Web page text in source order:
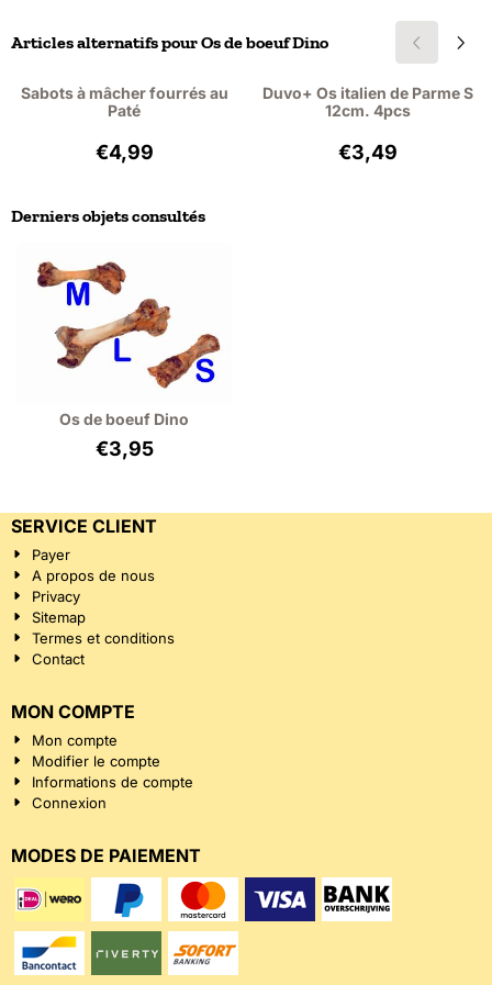
Articles alternatifs pourOs de boeuf Dino
Sabots à mâcher fourrés au
Paté
Prix: 4,99, hors TVA : 4,12
€4,99
Duvo+ Os italien de Parme S
12cm. 4pcs
Prix: 3,49, hors
€3,49
Derniers objets consultés
Os de boeuf Dino
€3,95
SERVICE CLIENT
Payer
A propos de nous
Privacy
Sitemap
Termes et conditions
Contact
MON COMPTE
Mon compte
Modifier le compte
Informations de compte
Connexion
MODES DE PAIEMENT